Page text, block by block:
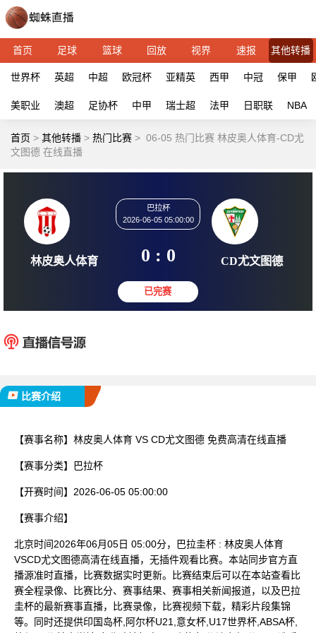
首页 足球 篮球 回放 视界 速报 其他转播
世界杯 英超 中超 欧冠杯 亚精英 西甲 中冠 保甲
美职业 澳超 足协杯 中甲 瑞士超 法甲 日职联 NBA
首页 > 其他转播 > 热门比赛 > 06-05 热门比赛 林皮奥人体育-CD尤
文图德 在线直播
2026-06-05 05:00:00
0 : 0
比赛介绍
【赛事名称】 林皮奥人体育 VS CD尤文图德 免费高清在线直播
【赛事分类】 巴拉杯
【开赛时间】 2026-06-05 05:00:00
【赛事介绍】
北京时间2026年06月05日 05:00分，巴拉圭杯 : 林皮奥人体育
VSCD尤文图德高清在线直播，无插件观看比赛。本站同步官方直
播源准时直播，比赛数据实时更新。比赛结束后可以在本站查看比
赛全程录像、比赛比分、赛事结果、赛事相关新闻报道，以及巴拉
圭杯的最新赛事直播，比赛录像，比赛视频下载，精彩片段集锦
等。同时还提供印国岛杯,阿尔杯U21,意女杯,U17世界杯,ABSA杯,